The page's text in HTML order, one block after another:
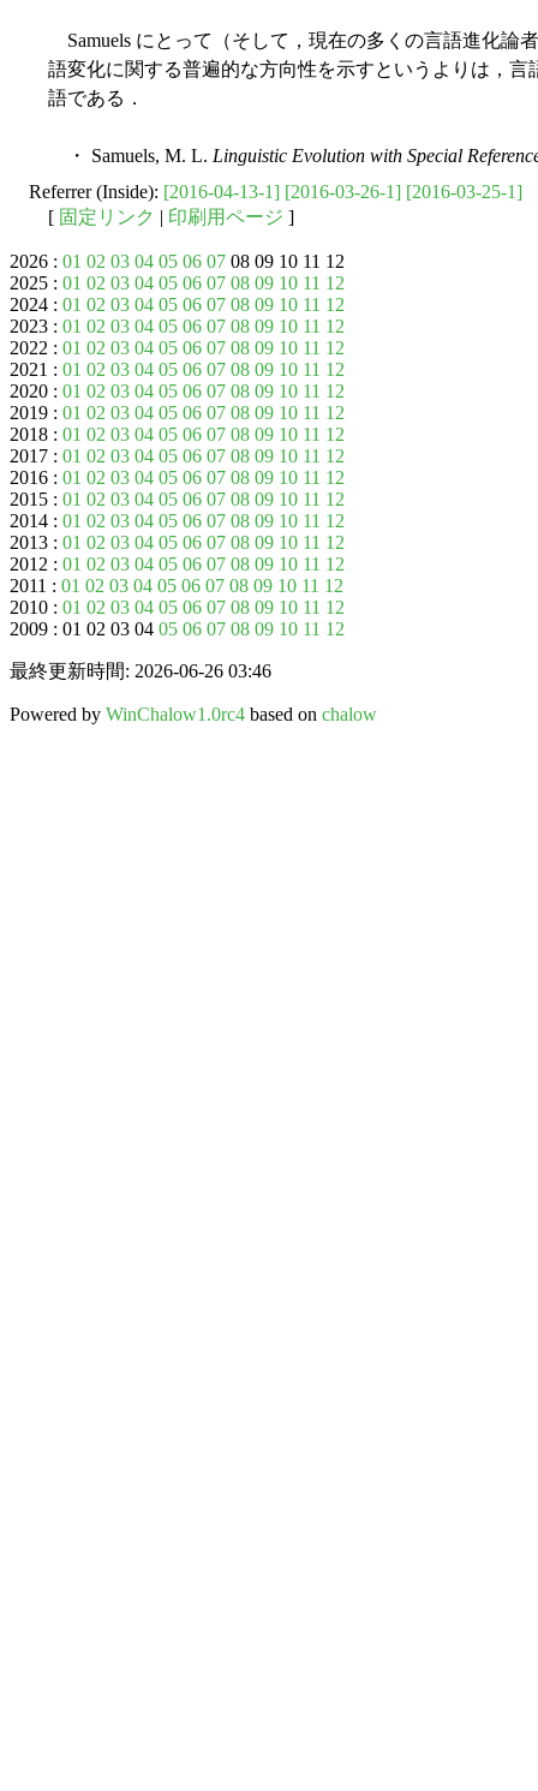
Samuels にとって（そして，現在の多くの言語進化論
語変化に関する普遍的な方向性を示すというよりは，
語である．
・ Samuels, M. L. Linguistic Evolution with Special
Referrer (Inside): [2016-04-13-1] [2016-03-26-1] [2016-03-25-1]
[ 固定リンク | 印刷用ページ ]
2026 : 01 02 03 04 05 06 07 08 09 10 11 12
2025 : 01 02 03 04 05 06 07 08 09 10 11 12
2024 : 01 02 03 04 05 06 07 08 09 10 11 12
2023 : 01 02 03 04 05 06 07 08 09 10 11 12
2022 : 01 02 03 04 05 06 07 08 09 10 11 12
2021 : 01 02 03 04 05 06 07 08 09 10 11 12
2020 : 01 02 03 04 05 06 07 08 09 10 11 12
2019 : 01 02 03 04 05 06 07 08 09 10 11 12
2018 : 01 02 03 04 05 06 07 08 09 10 11 12
2017 : 01 02 03 04 05 06 07 08 09 10 11 12
2016 : 01 02 03 04 05 06 07 08 09 10 11 12
2015 : 01 02 03 04 05 06 07 08 09 10 11 12
2014 : 01 02 03 04 05 06 07 08 09 10 11 12
2013 : 01 02 03 04 05 06 07 08 09 10 11 12
2012 : 01 02 03 04 05 06 07 08 09 10 11 12
2011 : 01 02 03 04 05 06 07 08 09 10 11 12
2010 : 01 02 03 04 05 06 07 08 09 10 11 12
2009 : 01 02 03 04 05 06 07 08 09 10 11 12
最終更新時間: 2026-06-26 03:46
Powered by WinChalow1.0rc4 based on chalow